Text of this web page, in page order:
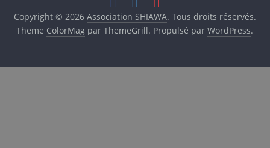
Copyright © 2026 Association SHIAWA. Tous droits réservés.
Theme ColorMag par ThemeGrill. Propulsé parWordPress.